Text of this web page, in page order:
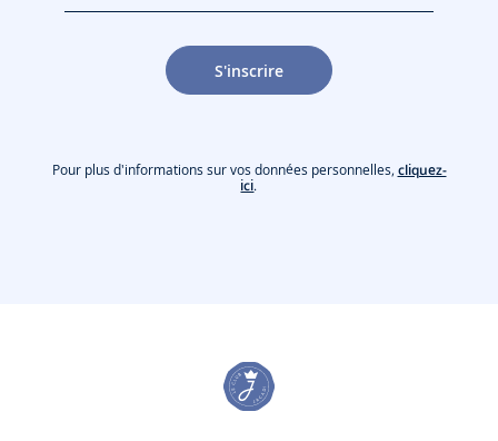
jacquesadit@gmail.com)
S'inscrire
Pour plus d'informations sur vos données personnelles, cliquez-
ici.